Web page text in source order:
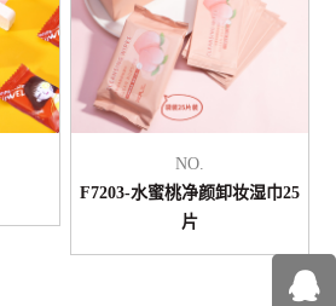
NO.
F7203-水蜜桃净颜卸妆湿巾25
片